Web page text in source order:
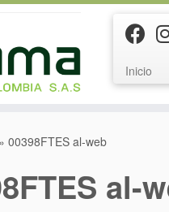
Inicio
» 00398FTES al-web
al-